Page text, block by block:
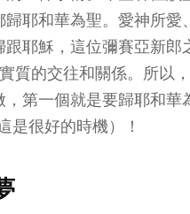
耶和華為聖。愛神所愛
耶穌，這位彌賽亞新
質的交往和關係。所以
第一個就是要歸耶和
是很好的時機）！